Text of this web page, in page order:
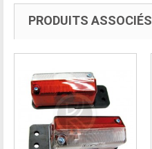
PRODUITS ASSOCIÉS